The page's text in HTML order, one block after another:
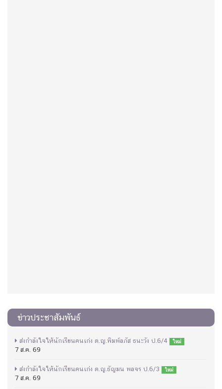
ข่าวประชาสัมพันธ์
ส่งกำลังใจให้นักเรียนคนเก่ง ด.ญ.พิมพ์ลภัส ธนะวัง ป.6/4 ใหม่
7 ส.ค. 69
ส่งกำลังใจให้นักเรียนคนเก่ง ด.ญ.ธัญมน พลจร ป.6/3 ใหม่
7 ส.ค. 69